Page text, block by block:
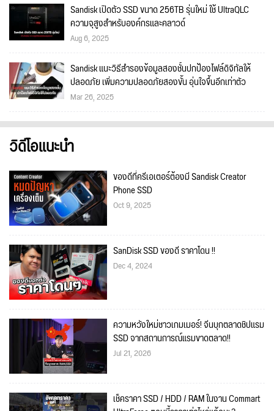
Sandisk เปิดตัว SSD ขนาด 256TB รุ่นใหม่ ใช้ UltraQLC
ความจุสูงสำหรับองค์กรและคลาวด์
Aug 6, 2025
Sandisk แนะวิธีสำรองข้อมูลสองชั้นปกป้องไฟล์ดิจิทัลให้
ปลอดภัย เพิ่มความปลอดภัยสองขั้น อุ่นใจขึ้นอีกเท่าตัว
Mar 26, 2025
วิดีโอแนะนำ
ของดีที่ครีเอเตอร์ต้องมี Sandisk Creator
Phone SSD
Oct 9, 2025
SanDisk SSD ของดี ราคาโดน !!
Dec 4, 2024
ความหวังใหม่ชาวเกมเมอร์! จีนบุกตลาดชิปแรม
SSD จากสถานการณ์แรมขาดตลาด!!
Jul 21, 2026
เช็คราคา SSD / HDD / RAM ในงาน Commart